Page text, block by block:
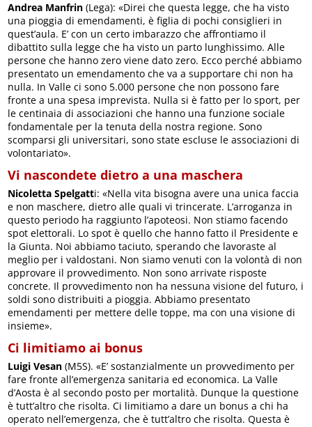
Andrea Manfrin (Lega): «Direi che questa legge, che ha visto
una pioggia di emendamenti, è figlia di pochi consiglieri in
quest’aula. E’ con un certo imbarazzo che affrontiamo il
dibattito sulla legge che ha visto un parto lunghissimo. Alle
persone che hanno zero viene dato zero. Ecco perché abbiamo
presentato un emendamento che va a supportare chi non ha
nulla. In Valle ci sono 5.000 persone che non possono fare
fronte a una spesa imprevista. Nulla si è fatto per lo sport, per
le centinaia di associazioni che hanno una funzione sociale
fondamentale per la tenuta della nostra regione. Sono
scomparsi gli universitari, sono state escluse le associazioni di
volontariato».
Vi nascondete dietro a una maschera
Nicoletta Spelgatti: «Nella vita bisogna avere una unica faccia
e non maschere, dietro alle quali vi trincerate. L’arroganza in
questo periodo ha raggiunto l’apoteosi. Non stiamo facendo
spot elettorali. Lo spot è quello che hanno fatto il Presidente e
la Giunta. Noi abbiamo taciuto, sperando che lavoraste al
meglio per i valdostani. Non siamo venuti con la volontà di non
approvare il provvedimento. Non sono arrivate risposte
concrete. Il provvedimento non ha nessuna visione del futuro, i
soldi sono distribuiti a pioggia. Abbiamo presentato
emendamenti per mettere delle toppe, ma con una visione di
insieme».
Ci limitiamo ai bonus
Luigi Vesan (M5S). «E’ sostanzialmente un provvedimento per
fare fronte all’emergenza sanitaria ed economica. La Valle
d’Aosta è al secondo posto per mortalità. Dunque la questione
è tutt’altro che risolta. Ci limitiamo a dare un bonus a chi ha
operato nell’emergenza, che è tutt’altro che risolta. Questa è